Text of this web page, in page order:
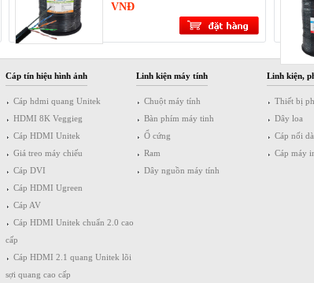
VNĐ
Cáp tín hiệu hình ảnh
Cáp hdmi quang Unitek
HDMI 8K Veggieg
Cáp HDMI Unitek
Giá treo máy chiếu
Cáp DVI
Cáp HDMI Ugreen
Cáp AV
Cáp HDMI Unitek chuẩn 2.0 cao
cấp
Cáp HDMI 2.1 quang Unitek lõi
sợi quang cao cấp
Linh kiện máy tính
Chuột máy tính
Bàn phím máy tinh
Ổ cứng
Ram
Dây nguồn máy tính
Linh kiện,
Thiết bị
Dây loa
Cáp nối
Cáp máy